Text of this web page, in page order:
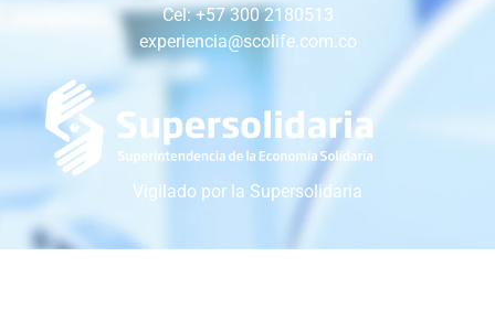
Cel: +57 300 2180513
experiencia@scolife.com.co
Vigilado por la Supersolidaria